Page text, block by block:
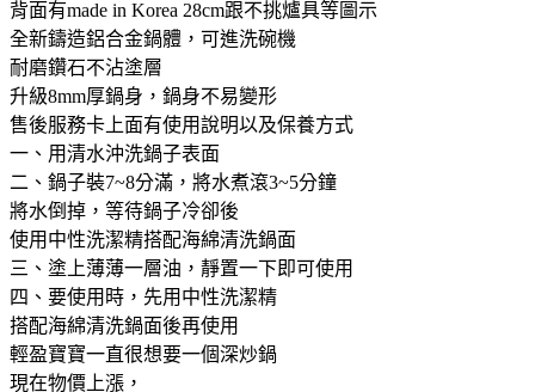
背面有made in Korea 28cm跟不挑爐具等圖示
全新鑄造鋁合金鍋體，可進洗碗機
耐磨鑽石不沾塗層
升級8mm厚鍋身，鍋身不易變形
售後服務卡上面有使用說明以及保養方式
一、用清水沖洗鍋子表面
二、鍋子裝7~8分滿，將水煮滾3~5分鐘
將水倒掉，等待鍋子冷卻後
使用中性洗潔精搭配海綿清洗鍋面
三、塗上薄薄一層油，靜置一下即可使用
四、要使用時，先用中性洗潔精
搭配海綿清洗鍋面後再使用
輕盈寶寶一直很想要一個深炒鍋
現在物價上漲，